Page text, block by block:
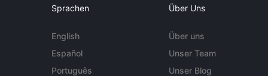
Sprachen
English
Español
Português
Über Uns
Über uns
Unser Team
Unser Blog